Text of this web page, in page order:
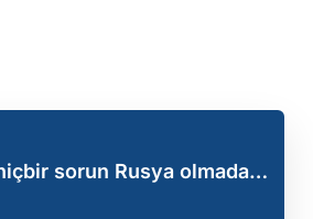
sorun Rusya olmadan